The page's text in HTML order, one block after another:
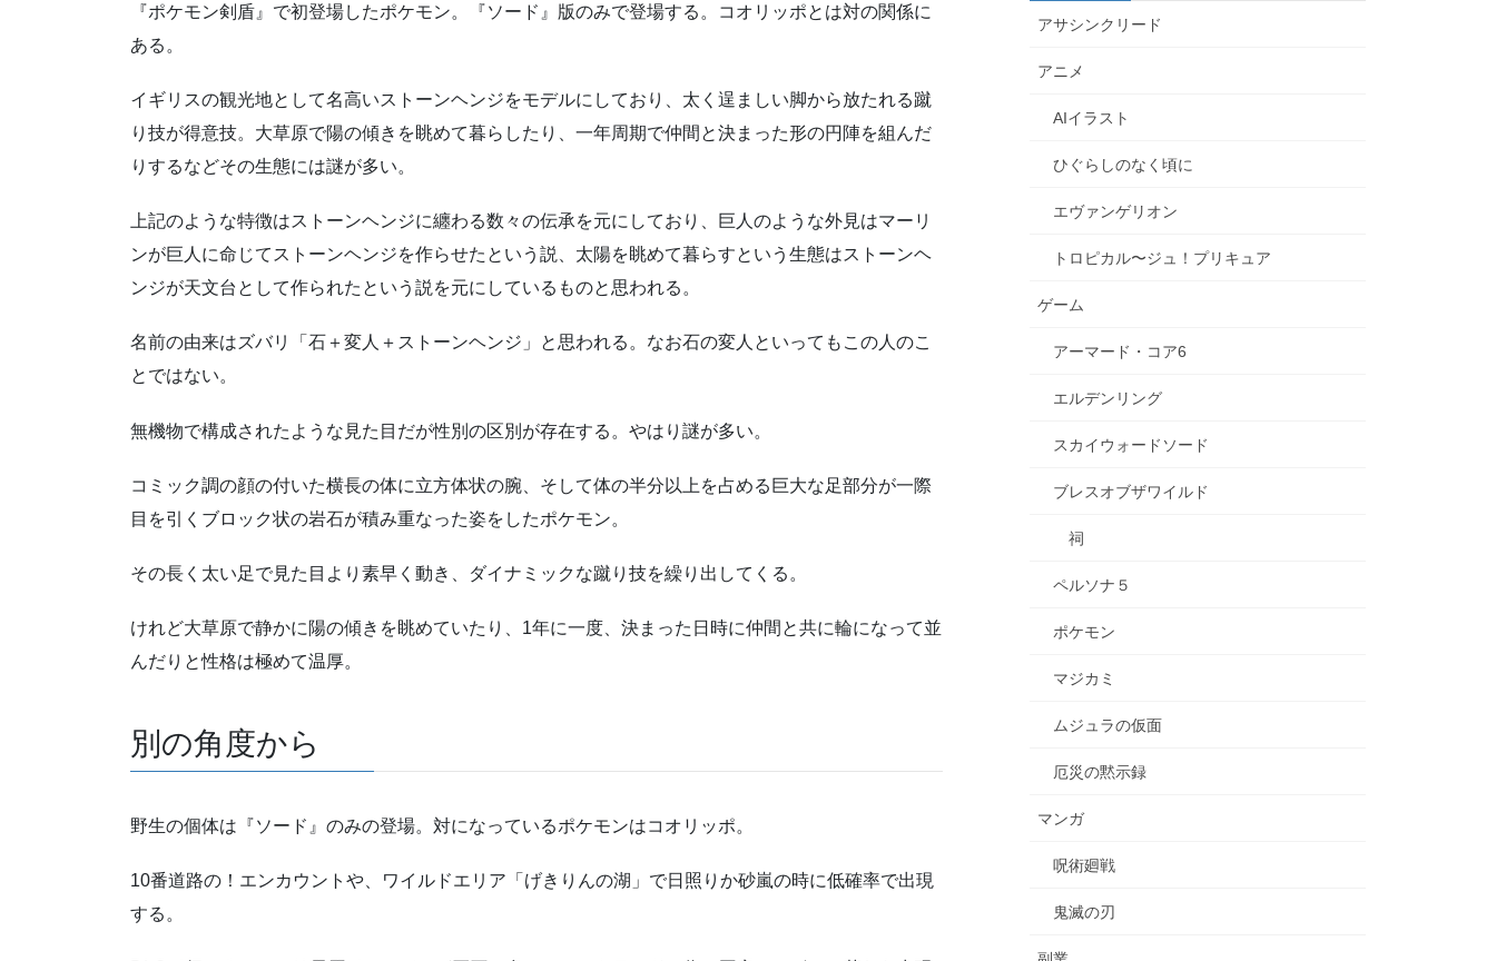
『ポケモン剣盾』で初登場したポケモン。『ソード』版のみで登場する。コオリッポとは対の関係に
ある。
イギリスの観光地として名高いストーンヘンジをモデルにしており、太く逞ましい脚から放たれる蹴
り技が得意技。大草原で陽の傾きを眺めて暮らしたり、一年周期で仲間と決まった形の円陣を組んだ
りするなどその生態には謎が多い。
上記のような特徴はストーンヘンジに纏わる数々の伝承を元にしており、巨人のような外見はマーリ
ンが巨人に命じてストーンヘンジを作らせたという説、太陽を眺めて暮らすという生態はストーンヘ
ンジが天文台として作られたという説を元にしているものと思われる。
名前の由来はズバリ「石＋変人＋ストーンヘンジ」と思われる。なお石の変人といってもこの人のこ
とではない。
無機物で構成されたような見た目だが性別の区別が存在する。やはり謎が多い。
コミック調の顔の付いた横長の体に立方体状の腕、そして体の半分以上を占める巨大な足部分が一際
目を引くブロック状の岩石が積み重なった姿をしたポケモン。
その長く太い足で見た目より素早く動き、ダイナミックな蹴り技を繰り出してくる。
けれど大草原で静かに陽の傾きを眺めていたり、1年に一度、決まった日時に仲間と共に輪になって並
んだりと性格は極めて温厚。
別の角度から
野生の個体は『ソード』のみの登場。対になっているポケモンはコオリッポ。
10番道路の！エンカウントや、ワイルドエリア「げきりんの湖」で日照りか砂嵐の時に低確率で出現
する。
アサシンクリード
アニメ
AIイラスト
ひぐらしのなく頃に
エヴァンゲリオン
トロピカル〜ジュ！プリキュア
ゲーム
アーマード・コア6
エルデンリング
スカイウォードソード
ブレスオブザワイルド
祠
ペルソナ５
ポケモン
マジカミ
ムジュラの仮面
厄災の黙示録
マンガ
呪術廻戦
鬼滅の刃